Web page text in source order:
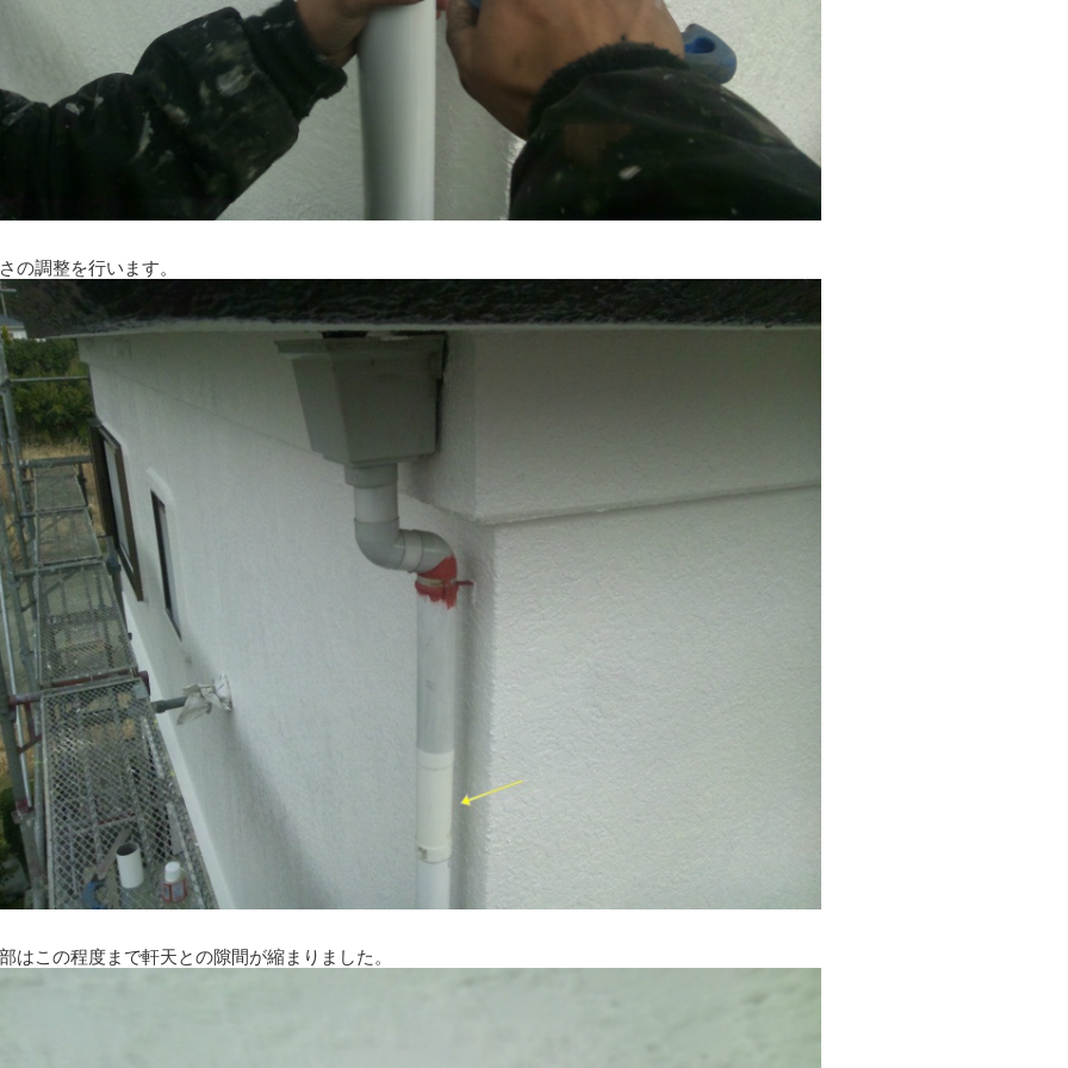
の調整を行います。
はこの程度まで軒天との隙間が縮まりました。